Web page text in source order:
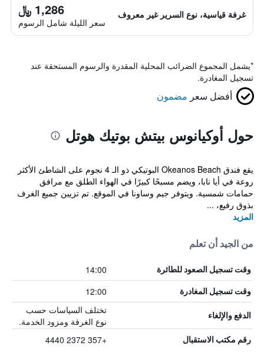
غرفة قياسية، نوع السرير غير معروف 1,286 ﷼
سعر الليلة شامل الرسوم
*يشمل المجموع الضرائب المحلية المقدرة والرسوم المستحقة عند
تسجيل المغادرة.
أفضل سعر مضمون
حول أوكيانوس بيتش بوتيك هوتل
يقع فندق Okeanos Beach البوتيكي ذو الـ 4 نجوم على الشاطئ الأكثر
روعة في أيا نابا، ويضم مسبحًا كبيرًا في الهواء الطلق مع مرافق
حمامات شمسية. ويتوفر جيم وساونا في الموقع. تم تزيين جميع الغرف
بذوق رفيع، ...
المزيد
من الجيد أن تعلم
وقت تسجيل الصعود للطائرة 14:00
وقت تسجيل المغادرة 12:00
الدفع والإلغاء
تختلف السياسات حسب
نوع الغرفة ومزود الخدمة.
رقم مكتب الاستقبال +357 2372 4440